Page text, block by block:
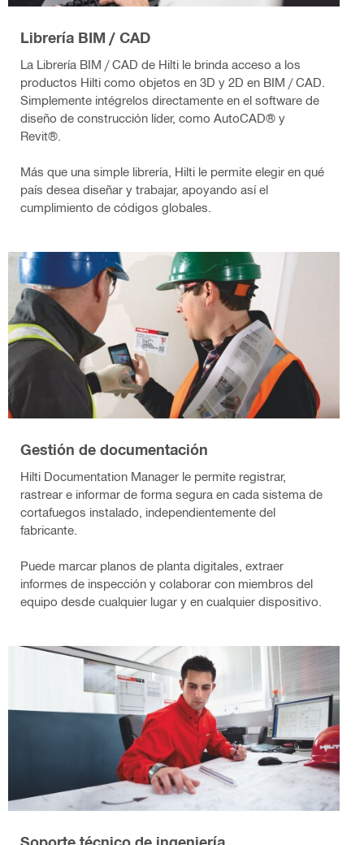
Librería BIM / CAD
La Librería BIM / CAD de Hilti le brinda acceso a los
productos Hilti como objetos en 3D y 2D en BIM / CAD.
Simplemente intégrelos directamente en el software de
diseño de construcción líder, como AutoCAD® y
Revit®.
Más que una simple librería, Hilti le permite elegir en qué
país desea diseñar y trabajar, apoyando así el
cumplimiento de códigos globales.
Gestión de documentación
Hilti Documentation Manager le permite registrar,
rastrear e informar de forma segura en cada sistema de
cortafuegos instalado, independientemente del
fabricante.
Puede marcar planos de planta digitales, extraer
informes de inspección y colaborar con miembros del
equipo desde cualquier lugar y en cualquier dispositivo.